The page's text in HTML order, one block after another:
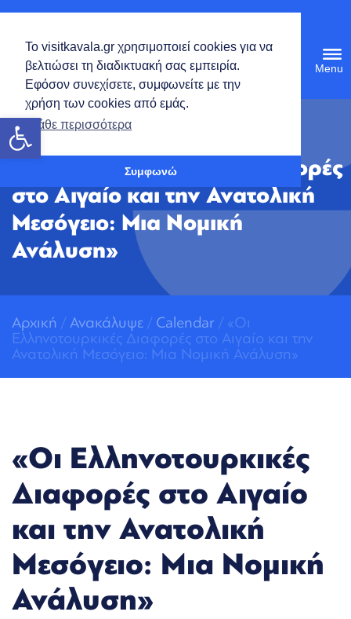
Το visitkavala.gr χρησιμοποιεί cookies για να
βελτιώσει τη διαδικτυακή σας εμπειρία.
Εφόσον συνεχίσετε, συμφωνείτε με την
χρήση των cookies από εμάς.
Μάθε περισσότερα
Συμφωνώ
Ανοίξτε τη γραμμή εργαλείων
«Οι Ελληνοτουρκικές Διαφορές
στο Αιγαίο και την Ανατολική
Μεσόγειο: Μια Νομική
Ανάλυση»
Αρχική / Ανακάλυψε / Calendar / «Οι
Ελληνοτουρκικές Διαφορές στο Αιγαίο και την
Ανατολική Μεσόγειο: Μια Νομική Ανάλυση»
«Οι Ελληνοτουρκικές
Διαφορές στο Αιγαίο
και την Ανατολική
Μεσόγειο: Μια Νομική
Ανάλυση»